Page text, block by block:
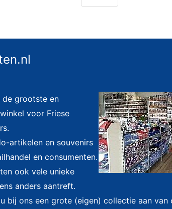
de grootste en
voor Friese
artikelen en souvenirs
en consumenten.
ook vele unieke
anders aantreft.
bij ons een grote (eigen) collectie aan van